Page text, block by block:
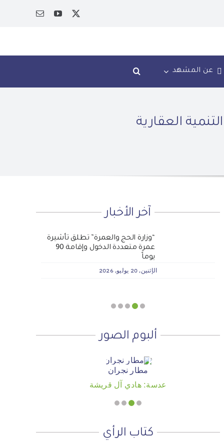
عن المشهد
العقارية
آخر الأخبار
الجمعية الخيرية للخدمات
الاجتماعية بنجران تنفذ مشروعي
تأثيث المنازل وسداد الإيجارات بدعم
من منصة ديم للمنح التنموي
“وزارة الحج والعمرة” تطلق تأشيرة
عمرة متعددة الدخول وإقامة 90
يوماً
الإثنين, 20 يوليو, 2026
أجتاحني الخريف .. و أعادني الربيع
الأحد, 19 يوليو, 2026
لماذا نعمل 8 ساعات؟
الجمعة, 3 يوليو, 2026
المنطقة الآمنة
الخميس, 2 يوليو, 2026
ألبوم الصور
مطار نجران
عدسة: هادي آل قريشة
كتاب الرأي